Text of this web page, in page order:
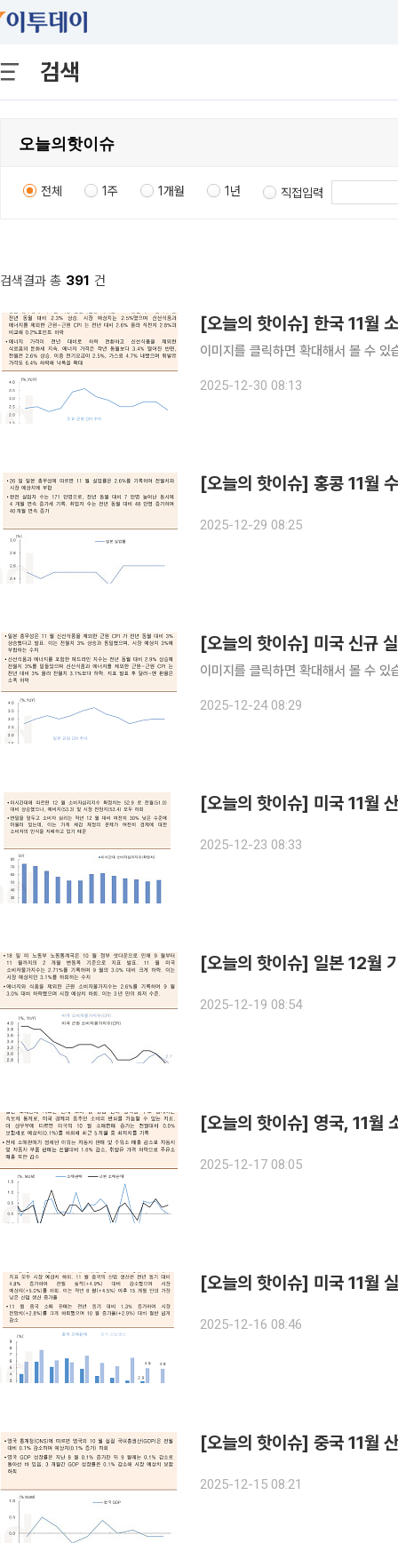
검색
전체 1주 1개월 1년 직접입력
검색결과 총 391 건
[오늘의 핫이슈] 한국 11월
이미지를 클릭하면 확대해서 볼 수 있
2025-12-30 08:13
[오늘의 핫이슈] 홍콩 11월
2025-12-29 08:25
[오늘의 핫이슈] 미국 신규
이미지를 클릭하면 확대해서 볼 수 있
2025-12-24 08:29
[오늘의 핫이슈] 미국 11월
2025-12-23 08:33
[오늘의 핫이슈] 일본 12월
2025-12-19 08:54
[오늘의 핫이슈] 영국, 11월
2025-12-17 08:05
[오늘의 핫이슈] 미국 11월
2025-12-16 08:46
2025-12-15 08:21